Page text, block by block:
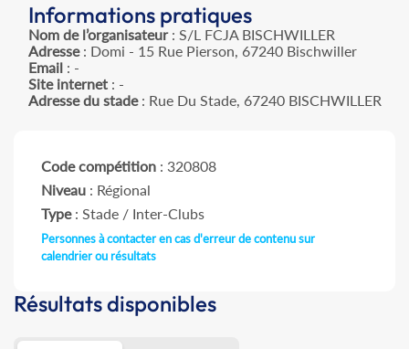
Informations pratiques
Nom de l’organisateur: S/L FCJA BISCHWILLER
Adresse: Domi - 15 Rue Pierson, 67240 Bischwiller
Email: -
Site internet: -
Adresse du stade: Rue Du Stade, 67240 BISCHWILLER
Code compétition : 320808
Niveau : Régional
Type: Stade / Inter-Clubs
Personnes à contacter en cas d'erreur de contenu sur
calendrier ou résultats
Résultats disponibles